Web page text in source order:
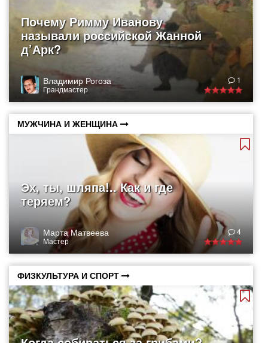
Почему Римму Иванову
называли российской Жанной
д’Арк?
Владимир Рогоза
Грандмастер
1
МУЖЧИНА И ЖЕНЩИНА
Эх, ты, шляпа!.. Как и где
теряем?
Марта Матвеева
Мастер
4
ФИЗКУЛЬТУРА И СПОРТ